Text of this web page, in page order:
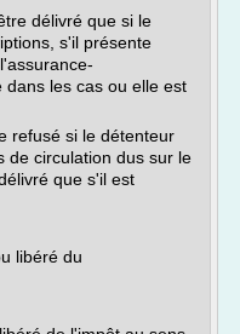
délivré que si le
s'il présente
dans les cas ou elle est
refusé si le détenteur
de circulation dus sur le
que s'il est
libéré du